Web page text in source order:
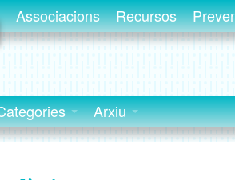
Associacions Recursos
Arxiu